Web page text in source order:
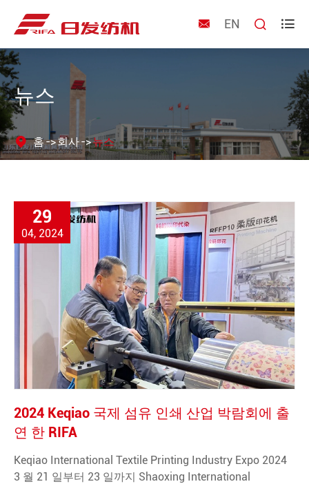
 EN  
뉴스
홈 회사 뉴스
29
04, 2024
2024 Keqiao 국제 섬유 인쇄 산업 박람회에 출
연 한 RIFA
Keqiao International Textile Printing Industry Expo 2024
3 월 21 일부터 23 일까지 Shaoxing International